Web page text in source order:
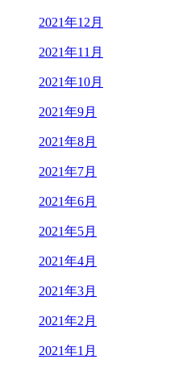
2021年12月
2021年11月
2021年10月
2021年9月
2021年8月
2021年7月
2021年6月
2021年5月
2021年4月
2021年3月
2021年2月
2021年1月